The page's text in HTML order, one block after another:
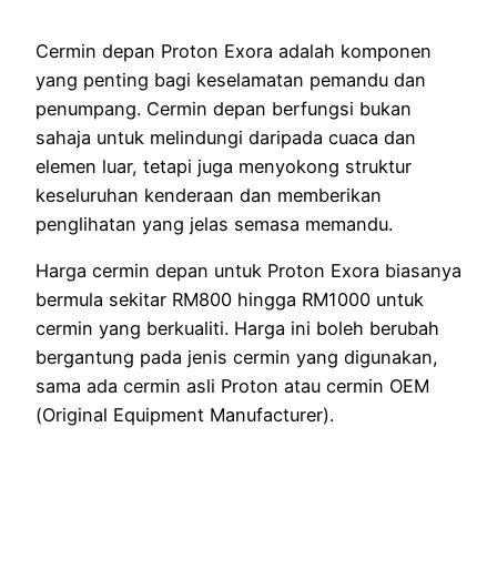
Cermin depan Proton Exora adalah komponen
yang penting bagi keselamatan pemandu dan
penumpang. Cermin depan berfungsi bukan
sahaja untuk melindungi daripada cuaca dan
elemen luar, tetapi juga menyokong struktur
keseluruhan kenderaan dan memberikan
penglihatan yang jelas semasa memandu.
Harga cermin depan untuk Proton Exora biasanya
bermula sekitar RM800 hingga RM1000 untuk
cermin yang berkualiti. Harga ini boleh berubah
bergantung pada jenis cermin yang digunakan,
sama ada cermin asli Proton atau cermin OEM
(Original Equipment Manufacturer).